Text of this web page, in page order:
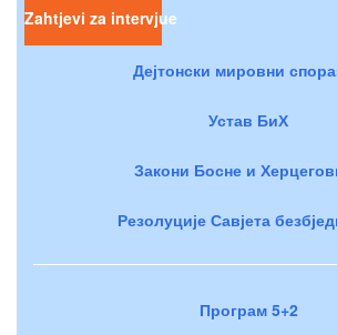
Zahtjevi za intervjue
Дејтонски мировни
Устав БиХ
Закони Босне и
Резолуције Савјета
Програм 5+2